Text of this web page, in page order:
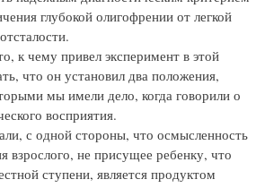
глубокой олигофрении от легкой
к чему привел эксперимент в этой
что он установил два положения,
мы имели дело, когда говорили о
восприятия.
с одной стороны, что осмысленность
взрослого, не присущее ребенку, что
ступени, является продуктом